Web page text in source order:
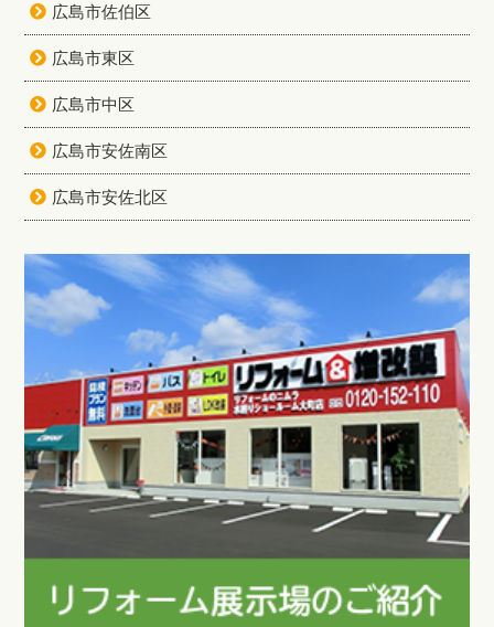
広島市佐伯区
広島市東区
広島市中区
広島市安佐南区
広島市安佐北区